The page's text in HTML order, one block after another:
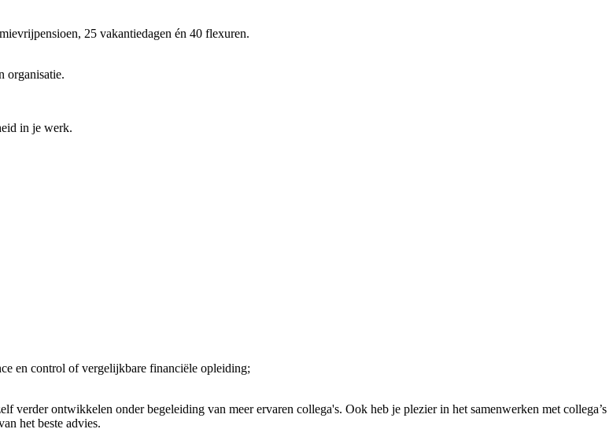
25 vakantiedagen én 40 flexuren.
organisatie.
in je werk.
en control of vergelijkbare financiële opleiding;
ontwikkelen onder begeleiding van meer ervaren collega's. Ook heb je plezier in het samenwerken met collega’s
het beste advies.